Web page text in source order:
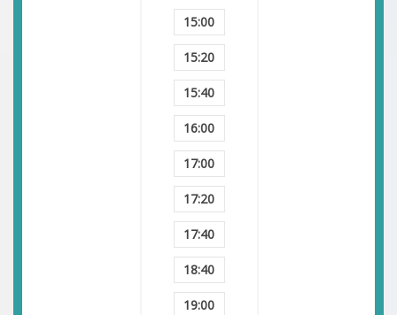
15:00
15:20
15:40
16:00
17:00
17:20
17:40
18:40
19:00